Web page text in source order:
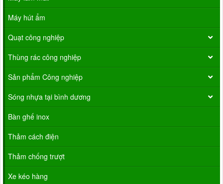
Máy hút ẩm
Quạt công nghiệp
Thùng rác công nghiệp
Sản phẩm Công nghiệp
Sóng nhựa tại bình dương
Bàn ghế inox
Thảm cách điện
Thảm chống trượt
Xe kéo hàng